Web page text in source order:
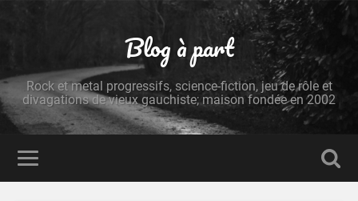
Blog à part
Rock et metal progressifs, science-fiction, jeu de rôle et
divagations de vieux gauchiste; maison fondée en 2002